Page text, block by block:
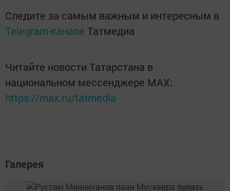
Следите за самым важным и интересным в
Telegram-канале Татмедиа
Читайте новости Татарстана в
национальном мессенджере MАХ:
https://max.ru/tatmedia
Галерея